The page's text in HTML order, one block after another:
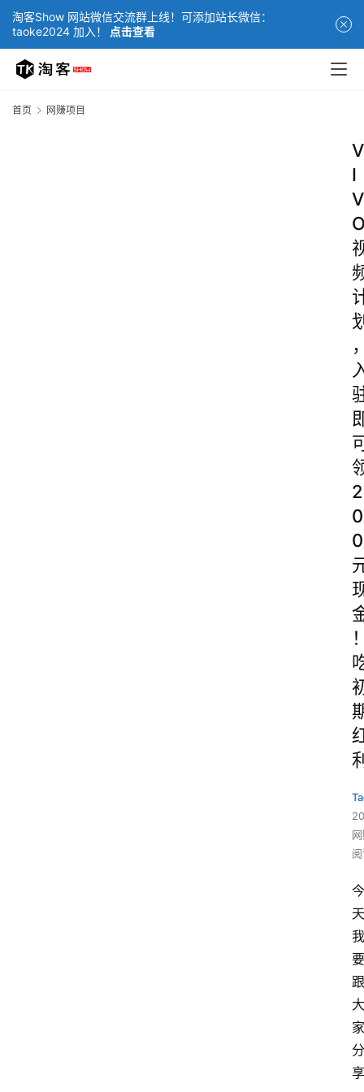
淘客Show 网站微信交流群上线！可添加站长微信：
taoke2024 加入！
点击查看
首页 网赚项目
V
I
V
2
0
0
今
天
我
要
跟
大
家
分
享